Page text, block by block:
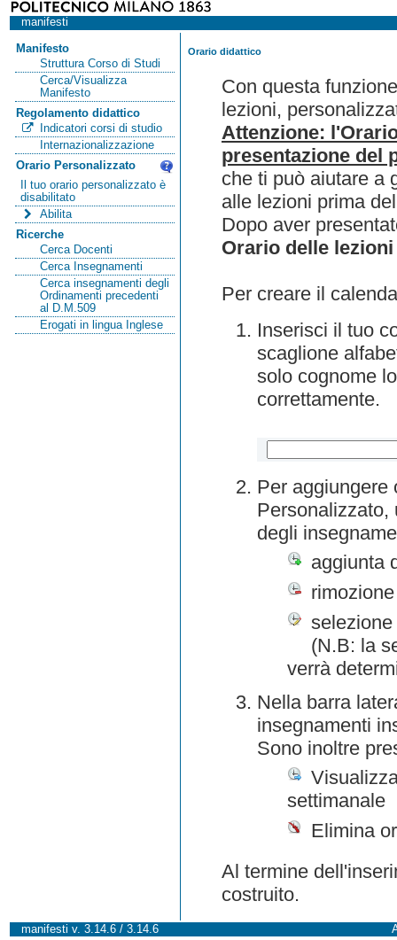
manifesti
Manifesto
Struttura Corso di Studi
Cerca/Visualizza
Manifesto
Regolamento didattico
Indicatori corsi di studio
Internazionalizzazione
Orario Personalizzato
Il tuo orario personalizzato è
disabilitato
Abilita
Ricerche
Cerca Docenti
Cerca Insegnamenti
Cerca insegnamenti degli
Ordinamenti precedenti
al D.M.509
Erogati in lingua Inglese
Orario didattico
Con questa
lezioni,
Attenzione:
presentazione del
che ti può aiutare a
alle lezioni prima
Dopo aver
Orario delle lezioni
Per creare il
Inserisci il tuo
scaglione
solo cognome
correttamente.
Per aggiungere
Personalizzato,
degli
aggiunta
(N.B: la
verrà
Nella barra
insegnamenti
Sono inoltre
settimanale
Elimina
Al termine
costruito.
manifesti v. 3.14.6 / 3.14.6